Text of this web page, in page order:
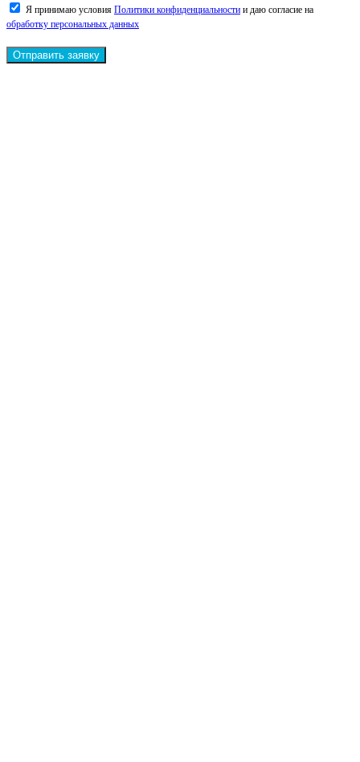
Я принимаю условия Политики конфиденциальности и даю согласие на
обработку персональных данных
Отправить заявку